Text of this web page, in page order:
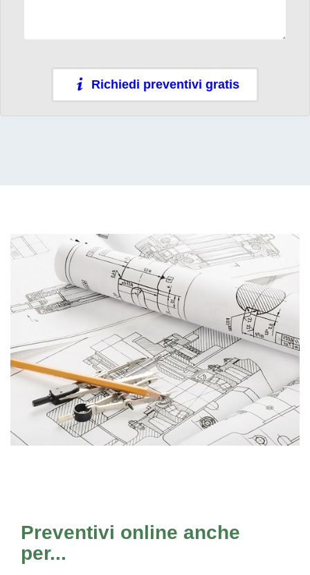
Richiedi preventivi gratis
Preventivi online anche
per...